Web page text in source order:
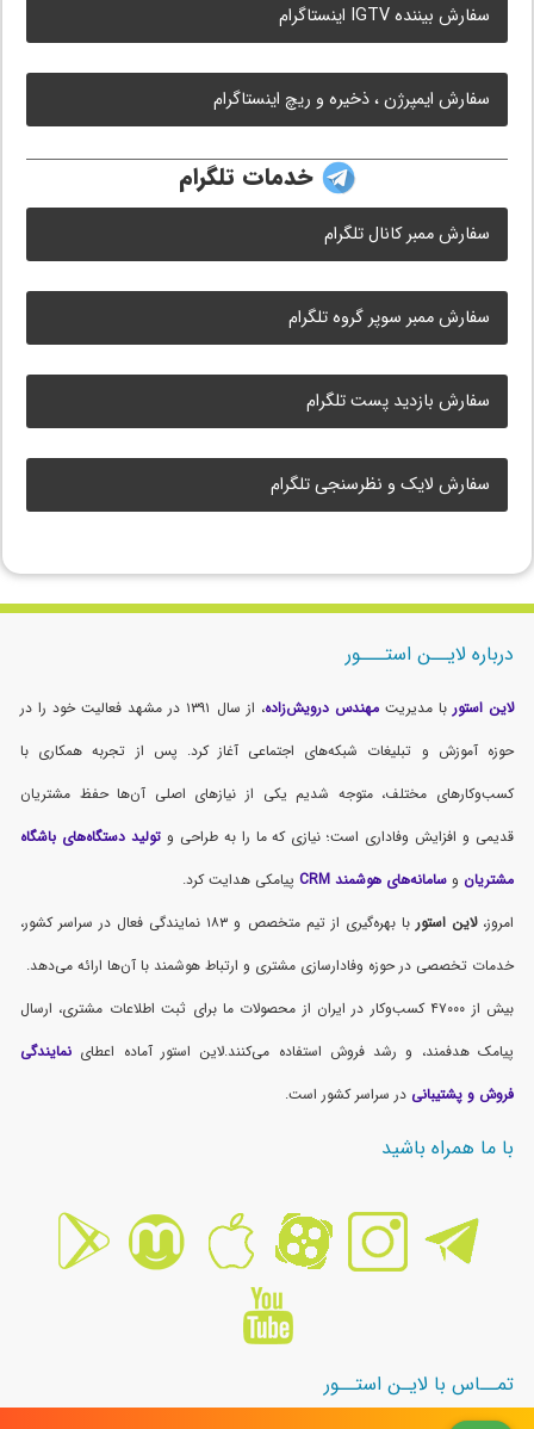
سفارش بیننده IGTV اینستاگرام
سفارش ایمپرژن ، ذخیره و ریچ اینستاگرام
خدمات تلگرام
سفارش ممبر کانال تلگرام
سفارش ممبر سوپر گروه تلگرام
سفارش بازدید پست تلگرام
سفارش لایک و نظرسنجی تلگرام